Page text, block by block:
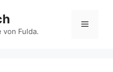
von Fulda.
Menü